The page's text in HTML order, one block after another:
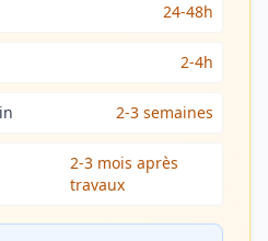
24-48h
2-4h
2-3 semaines
2-3 mois après
travaux